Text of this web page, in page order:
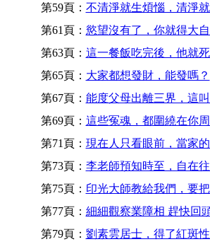
第59頁： 不清淨就生煩惱，清淨
第61頁： 慾望沒有了，你就得大
第63頁： 這一餐飯吃完後，他就
第65頁： 大家都想發財，能發嗎？
第67頁： 能度父母出離三界，這
第69頁： 這些冤魂，都圍繞在你
第71頁： 現在人只看眼前，當家
第73頁： 李老師預知時至，自在
第75頁： 印光大師教給我們，要
第77頁： 細細觀察業障相 趕快回
第79頁： 劉素雲居士，得了紅斑